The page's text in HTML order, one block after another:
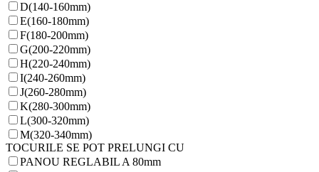
D(140-160mm)
E(160-180mm)
F(180-200mm)
G(200-220mm)
H(220-240mm)
I(240-260mm)
J(260-280mm)
K(280-300mm)
L(300-320mm)
M(320-340mm)
TOCURILE SE POT PRELUNGI CU
PANOU REGLABIL A 80mm